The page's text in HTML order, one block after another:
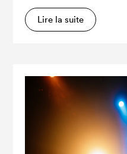
Lire la suite